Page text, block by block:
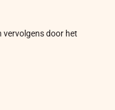
vervolgens door het